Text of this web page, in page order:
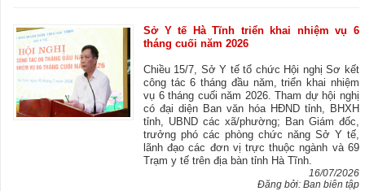
Sở Y tế Hà Tĩnh triển khai nhiệm vụ 6
tháng cuối năm 2026
Chiều 15/7, Sở Y tế tổ chức Hội nghị Sơ kết
công tác 6 tháng đầu năm, triển khai nhiệm
vụ 6 tháng cuối năm 2026. Tham dự hội nghị
có đại diện Ban văn hóa HĐND tỉnh, BHXH
tỉnh, UBND các xã/phường; Ban Giám đốc,
trưởng phó các phòng chức năng Sở Y tế,
lãnh đạo các đơn vị trực thuộc ngành và 69
Trạm y tế trên địa bàn tỉnh Hà Tĩnh.
16/07/2026
Đăng bởi: Ban biên tập